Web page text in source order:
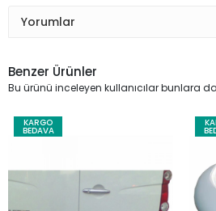
Yorumlar
Benzer Ürünler
Bu ürünü inceleyen kullanıcılar bunlara
KARGO
BEDAVA